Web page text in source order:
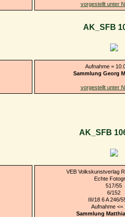
vorgestellt unter
AK_SFB
Aufnahme =
Sammlung Georg
vorgestellt unter
AK_SFB
VEB Volkskunstverlag
Echte
517/55
6/152
III/18 6 A 246/
Aufnahme <=
Sammlung